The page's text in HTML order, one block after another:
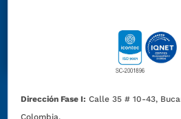
Dirección Fase I: Calle 35 # 10-43,
Colombia.